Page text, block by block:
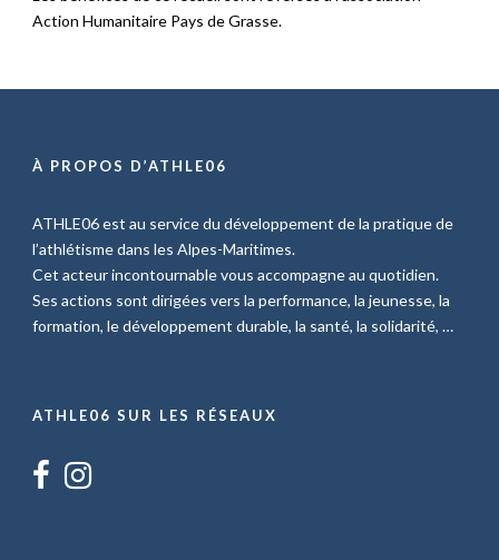
Action Humanitaire Pays de Grasse.
À PROPOS D’ATHLE06
ATHLE06 est au service du développement de la pratique de
l’athlétisme dans les Alpes-Maritimes.
Cet acteur incontournable vous accompagne au quotidien.
Ses actions sont dirigées vers la performance, la jeunesse, la
formation, le développement durable, la santé, la solidarité, …
ATHLE06 SUR LES RÉSEAUX